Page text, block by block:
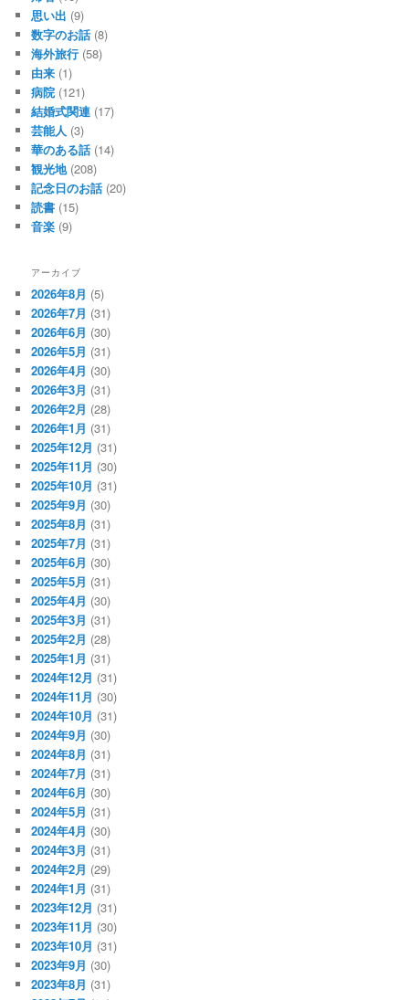
思い出 (9)
数字のお話 (8)
海外旅行 (58)
由来 (1)
病院 (121)
結婚式関連 (17)
芸能人 (3)
華のある話 (14)
観光地(208)
記念日のお話 (20)
読書 (15)
音楽 (9)
アーカイブ
2026年8月 (5)
2026年7月 (31)
2026年6月 (30)
2026年5月 (31)
2026年4月 (30)
2026年3月 (31)
2026年2月 (28)
2026年1月 (31)
2025年12月 (31)
2025年11月 (30)
2025年10月 (31)
2025年9月 (30)
2025年8月 (31)
2025年7月 (31)
2025年6月 (30)
2025年5月 (31)
2025年4月 (30)
2025年3月 (31)
2025年2月 (28)
2025年1月 (31)
2024年12月 (31)
2024年11月 (30)
2024年10月 (31)
2024年9月 (30)
2024年8月 (31)
2024年7月 (31)
2024年6月 (30)
2024年5月 (31)
2024年4月 (30)
2024年3月 (31)
2024年2月 (29)
2024年1月 (31)
2023年12月 (31)
2023年11月 (30)
2023年10月 (31)
2023年9月 (30)
2023年8月 (31)